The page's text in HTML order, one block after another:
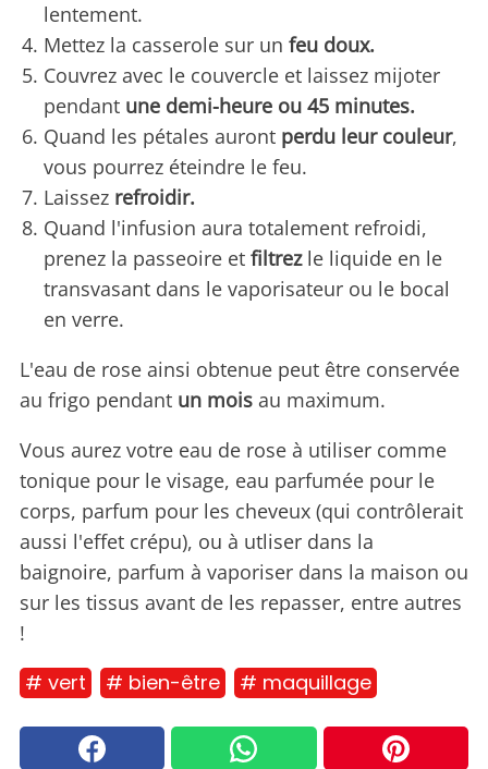
lentement.
Mettez la casserole sur un feu doux.
Couvrez avec le couvercle et laissez mijoter
pendant une demi-heure ou 45 minutes.
Quand les pétales auront perdu leur couleur,
vous pourrez éteindre le feu.
Laissez refroidir.
Quand l'infusion aura totalement refroidi,
prenez la passeoire et filtrezle liquide en le
transvasant dans le vaporisateur ou le bocal
en verre.
L'eau de rose ainsi obtenue peut être conservée
au frigo pendant un mois au maximum.
Vous aurez votre eau de rose à utiliser comme
tonique pour le visage, eau parfumée pour le
corps, parfum pour les cheveux (qui contrôlerait
aussi l'effet crépu), ou à utliser dans la
baignoire, parfum à vaporiser dans la maison ou
sur les tissus avant de les repasser, entre autres
!
# vert # bien-être # maquillage